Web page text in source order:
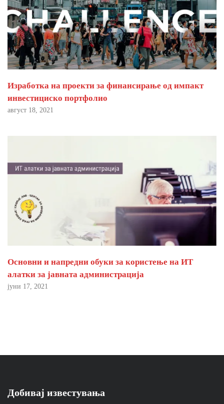
Изработка на проекти за финансирање од импакт
инвестициско портфолио
август 18, 2021
Основни и напредни обуки за користење на ИТ
алатки за јавната администрација
јуни 17, 2021
Добивај известувања